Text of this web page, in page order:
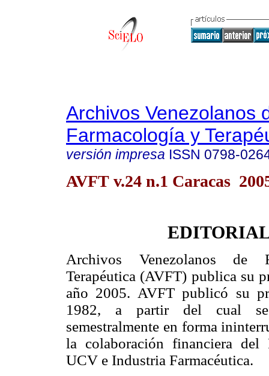
Archivos Venezolanos
Farmacología y
versión impresa ISSN 0798-
AVFT v.24 n.1 Caracas
Archivos Venezolanos de
Terapéutica (AVFT) publica su
año 2005. AVFT publicó su
1982, a partir del cual
semestralmente en forma
la colaboración financiera del
UCV e Industria Farmacéutica.